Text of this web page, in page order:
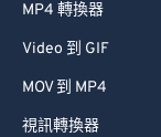
MP4 轉換器
Video 到 GIF
MOV 到 MP4
視訊轉換器